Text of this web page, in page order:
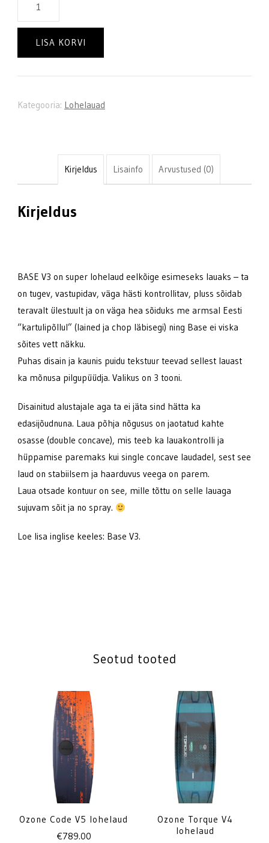
Base
lohelaud
kogus
LISA KORVI
Kategooria: Lohelauad
Kirjeldus Lisainfo Arvustused (0)
Kirjeldus
BASE V3 on super lohelaud eelkõige esimeseks lauaks – ta
on tugev, vastupidav, väga hästi kontrollitav, pluss sõidab
teravalt ülestuult ja on väga hea sõiduks me armsal Eesti
“kartulipõllul” (lained ja chop läbisegi) ning Base ei viska
sõites vett näkku.
Puhas disain ja kaunis puidu tekstuur teevad sellest lauast
ka mõnusa pilgupüüdja. Valikus on 3 tooni.
Disainitud alustajale aga ta ei jäta sind hätta ka
edasijõudnuna. Laua põhja nõgusus on jaotatud kahte
osasse (double concave), mis teeb ka lauakontrolli ja
hüppamise paremaks kui single concave laudadel, sest see
laud on stabiilsem ja haarduvus veega on parem.
Laua otsade kontuur on see, mille tõttu on selle lauaga
sujuvam sõit ja no spray.
Loe lisa inglise keeles: Base V3.
Seotud tooted
Ozone Code V5 lohelaud
€789.00
Ozone Torque V4
lohelaud